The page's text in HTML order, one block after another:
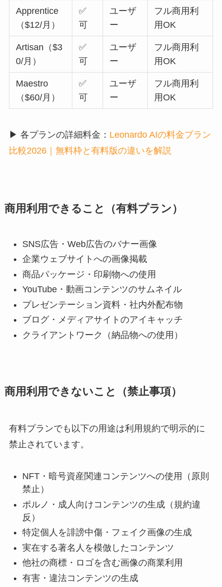
Apprentice
（$12/月）
✅
可
ユーザ
ー
フル商用利
用OK
Artisan（$3
0/月）
✅
可
ユーザ
ー
フル商用利
用OK
Maestro
（$60/月）
✅
可
ユーザ
ー
フル商用利
用OK
▶ 各プランの詳細料金： Leonardo AIの料金プラン
比較2026｜無料枠と有料版の違いを解説
商用利用できること（有料プラン）
SNS広告・Web広告のバナー画像
企業ウェブサイトへの画像掲載
商品パッケージ・印刷物への使用
YouTube・動画コンテンツのサムネイル
プレゼンテーション資料・社内外配布物
ブログ・メディアサイトのアイキャッチ
クライアントワーク（納品物への使用）
商用利用できないこと（禁止事項）
有料プランでも以下の用途は利用規約で明示的に
禁止されています。
NFT・暗号資産関連コンテンツへの使用（原則
禁止）
ポルノ・成人向けコンテンツの生成（規約違
反）
特定個人を誹謗中傷・フェイク画像の生成
実在する著名人を模倣したコンテンツ
他社の商標・ロゴを含む画像の商業利用
有害・違法コンテンツの生成